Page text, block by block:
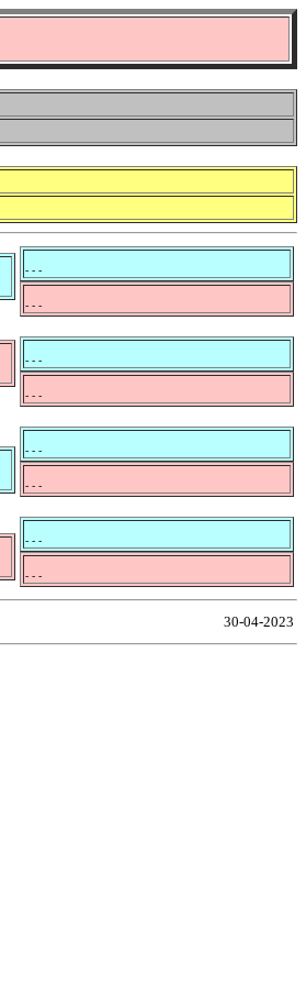
- - -
- - -
- - -
- - -
- - -
- - -
- - -
- - -
30-04-2023